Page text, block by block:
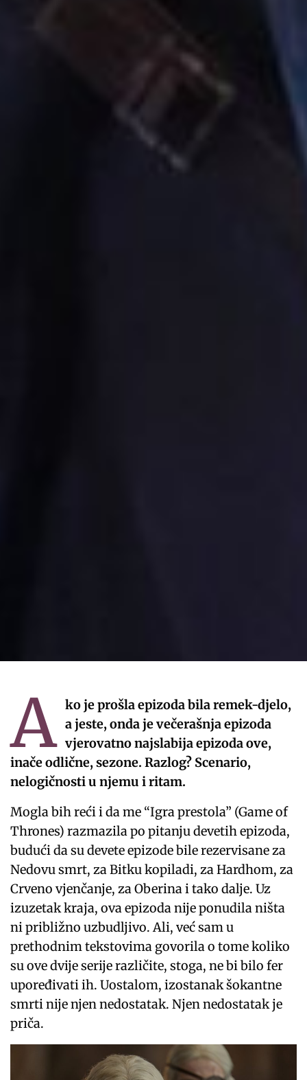
A ko je prošla epizoda bila remek-djelo,
a jeste, onda je večerašnja epizoda
vjerovatno najslabija epizoda ove,
inače odlične, sezone. Razlog? Scenario,
nelogičnosti u njemu i ritam.
Mogla bih reći i da me “Igra prestola” (Game of
Thrones) razmazila po pitanju devetih epizoda,
budući da su devete epizode bile rezervisane za
Nedovu smrt, za Bitku kopiladi, za Hardhom, za
Crveno vjenčanje, za Oberina i tako dalje. Uz
izuzetak kraja, ova epizoda nije ponudila ništa
ni približno uzbudljivo. Ali, već sam u
prethodnim tekstovima govorila o tome koliko
su ove dvije serije različite, stoga, ne bi bilo fer
upoređivati ih. Uostalom, izostanak šokantne
smrti nije njen nedostatak. Njen nedostatak je
priča.